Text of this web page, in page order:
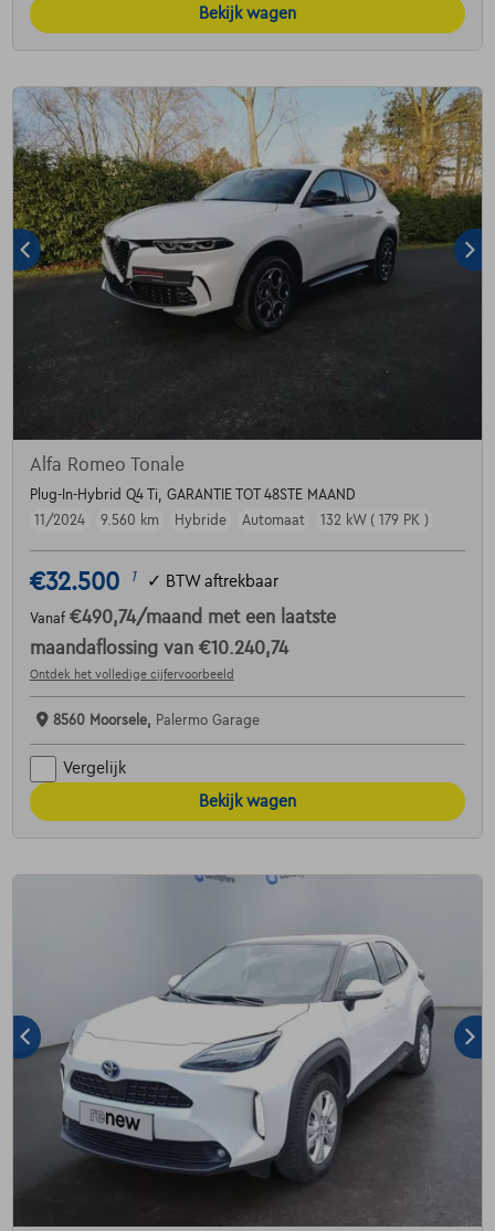
Bekijk wagen
Alfa Romeo Tonale
Plug-In-Hybrid Q4 Ti, GARANTIE TOT 48STE MAAND
11/2024
9.560 km Hybride Automaat 132 kW ( 179 PK )
€32.500 1 ✓ BTW aftrekbaar
Vanaf €490,74/maand met een laatste
maandaflossing van €10.240,74
Ontdek het volledige cijfervoorbeeld
8560 Moorsele, Palermo Garage
Vergelijk
Bekijk wagen